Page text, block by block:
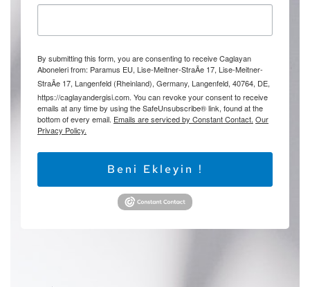
By submitting this form, you are consenting to receive Caglayan
Aboneleri from: Paramus EU, Lise-Meitner-StraÃe 17, Lise-Meitner-
StraÃe 17, Langenfeld (Rheinland), Germany, Langenfeld, 40764, DE,
https://caglayandergisi.com. You can revoke your consent to receive
emails at any time by using the SafeUnsubscribe® link, found at the
bottom of every email. Emails are serviced by Constant Contact. Our
Privacy Policy.
Beni Ekleyin !